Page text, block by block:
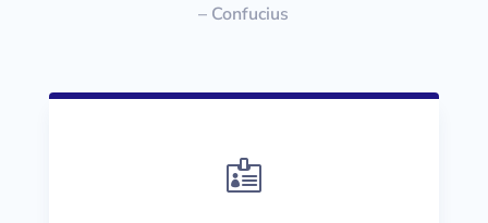
– Confucius
